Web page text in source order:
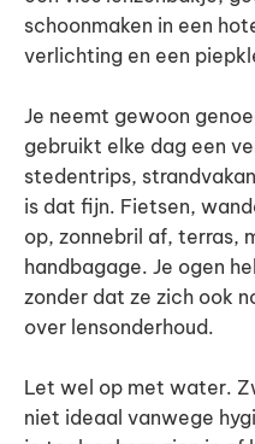
schoonmaken in een
verlichting en een
Je neemt gewoon
gebruikt elke dag een
stedentrips,
is dat fijn. Fietsen,
op, zonnebril af, terras,
handbagage. Je ogen
zonder dat ze zich ook
over lensonderhoud.
Let wel op met water.
niet ideaal vanwege